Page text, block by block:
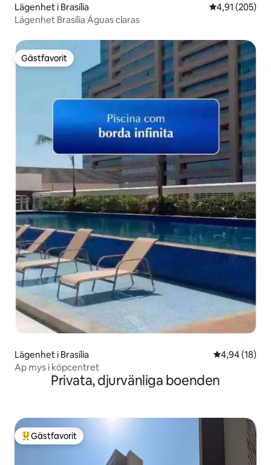
Lägenhet i Brasília 4,91 av 5 i
4,91 (205)
Lägenhet Brasília Águas claras
Gästfavorit
Gästfavorit
Lägenhet i Brasília 4,94 av 5 i
4,94 (18)
Ap mys i köpcentret
Privata, djurvänliga boenden
Populär gästfavorit
Gästfavorit